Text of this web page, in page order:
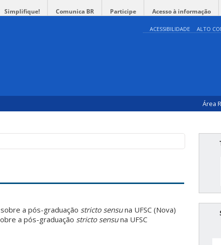
Simplifique! Comunica BR Participe Acesso à informação
ACESSIBILIDADE ALTO
Área
a pós-graduação stricto sensuna UFSC (Nova)
a pós-graduação stricto sensuna UFSC